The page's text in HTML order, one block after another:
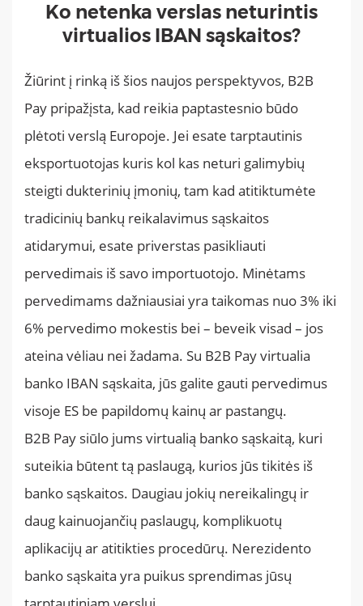
Ko netenka verslas neturintis
virtualios IBAN sąskaitos?
Žiūrint į rinką iš šios naujos perspektyvos, B2B
Pay pripažįsta, kad reikia paptastesnio būdo
plėtoti verslą Europoje. Jei esate tarptautinis
eksportuotojas kuris kol kas neturi galimybių
steigti dukterinių įmonių, tam kad atitiktumėte
tradicinių bankų reikalavimus sąskaitos
atidarymui, esate priverstas pasikliauti
pervedimais iš savo importuotojo. Minėtams
pervedimams dažniausiai yra taikomas nuo 3% iki
6% pervedimo mokestis bei – beveik visad – jos
ateina vėliau nei žadama. Su B2B Pay virtualia
banko IBAN sąskaita, jūs galite gauti pervedimus
visoje ES be papildomų kainų ar pastangų.
B2B Pay siūlo jums virtualią banko sąskaitą, kuri
suteikia būtent tą paslaugą, kurios jūs tikitės iš
banko sąskaitos. Daugiau jokių nereikalingų ir
daug kainuojančių paslaugų, komplikuotų
aplikacijų ar atitikties procedūrų. Nerezidento
banko sąskaita yra puikus sprendimas jūsų